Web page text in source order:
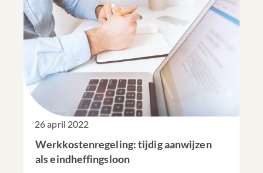
26 april 2022
Werkkostenregeling: tijdig aanwijzen
als eindheffingsloon